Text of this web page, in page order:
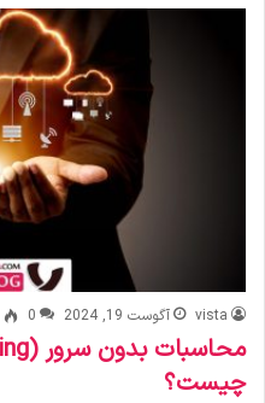
vista آگوست 19, 2024 0
چیست؟